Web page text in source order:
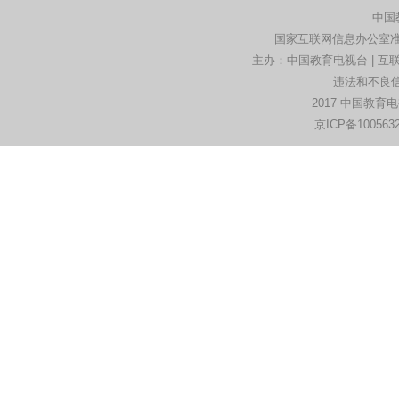
中国
国家互联网信息办公室
主办：中国教育电视台 | 互
违法和不良
2017 中国教育
京ICP备